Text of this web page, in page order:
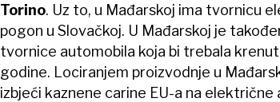
Torino. Uz to, u Mađarskoj ima tvornicu
pogon u Slovačkoj. U Mađarskoj je
tvornice automobila koja bi trebala
godine. Lociranjem proizvodnje u
izbjeći kaznene carine EU-a na